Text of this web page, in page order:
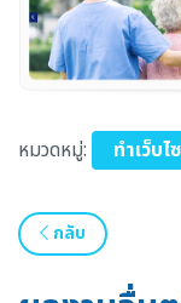
หมวดหมู่: ทำเว็บ
กลับ